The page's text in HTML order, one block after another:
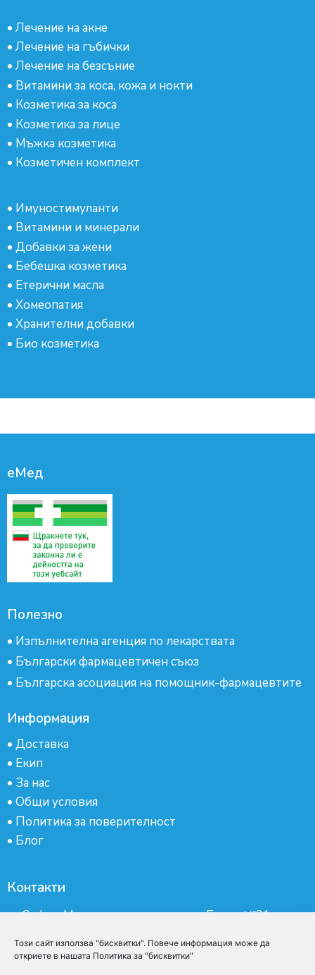
Този сайт използва "бисквитки". Повече информация може да
откриете в нашата Политика за "бисквитки"
• Лечение на акне
• Лечение на гъбички
• Лечение на безсъние
• Витамини за коса, кожа и нокти
• Козметика за коса
• Козметика за лице
• Мъжка козметика
• Козметичен комплект
• Имуностимуланти
• Витамини и минерали
• Добавки за жени
• Бебешка козметика
• Етерични масла
• Хомеопатия
• Хранителни добавки
• Био козметика
еМед
Полезно
• Изпълнителна агенция по лекарствата
• Български фармацевтичен съюз
• Българска асоциация на помощник-фармацевтите
Информация
• Доставка
• Екип
• За нас
• Общи условия
• Политика за поверителност
• Блог
Контакти
гр.София, Манастирски ливади, ж.к.Бокар №21-
Имейл:apteka@emed.bg